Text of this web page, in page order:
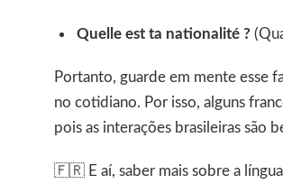
Quelle est ta nationalité ?
Portanto, guarde em mente esse
no cotidiano. Por isso, alguns
pois as interações brasileiras são
🇫🇷 E aí, saber mais sobre a